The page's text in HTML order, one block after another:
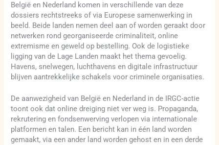
België en Nederland komen in verschillende van deze
dossiers rechtstreeks of via Europese samenwerking in
beeld. Beide landen nemen deel aan of worden geraakt door
netwerken rond georganiseerde criminaliteit, online
extremisme en geweld op bestelling. Ook de logistieke
ligging van de Lage Landen maakt het thema gevoelig.
Havens, snelwegen, luchthavens en digitale infrastructuur
blijven aantrekkelijke schakels voor criminele organisaties.
De aanwezigheid van België en Nederland in de IRGC-actie
toont ook dat online dreiging niet ver weg is. Propaganda,
rekrutering en fondsenwerving verlopen via internationale
platformen en talen. Een bericht kan in één land worden
gemaakt, via een ander land worden gehost en in een derde